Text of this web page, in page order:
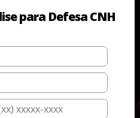
para Defesa CNH